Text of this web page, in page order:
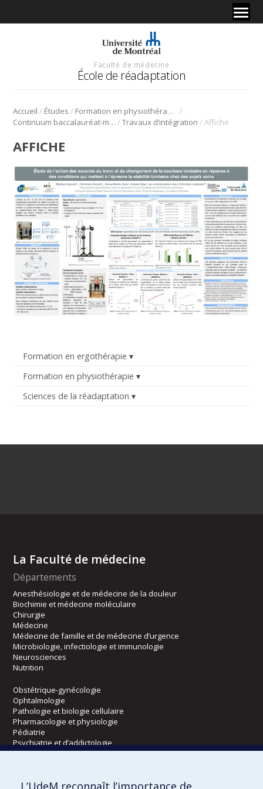
Faculté de médecine
École de réadaptation
Accueil / Études / Formation en physiothérapie
/
Continuum baccalauréat-maîtrise en physiothérapie /Travaux d’intégration /Affiche
Formation en ergothérapie
Formation en physiothérapie
Sciences de la réadaptation
AFFICHE
La Faculté de médecine
Départements
Anesthésiologie et de médecine de la douleur
Biochimie et médecine moléculaire
Chirurgie
Médecine
Médecine de famille et de médecine d’urgence
Microbiologie, infectiologie et immunologie
Neurosciences
Nutrition
Obstétrique-gynécologie
Ophtalmologie
Pathologie et biologie cellulaire
Pharmacologie et physiologie
Pédiatrie
Psychiatrie et d’addictologie
Radiologie, radio-oncologie et médecine nucléaire
L’UdeM reconnaît l’importance de